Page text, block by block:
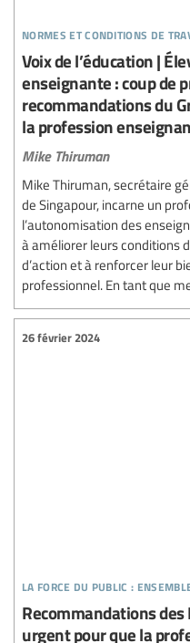
normes et conditions de
Voix de l’éducation |
enseignante : coup de
recommandations du
la profession
Mike Thiruman
Mike Thiruman, secrétaire
de Singapour, incarne un
l’autonomisation des
à améliorer leurs conditions
d’action et à renforcer leur
professionnel. En tant que
la force du public :
26 février 2024
Recommandations
urgent pour que la